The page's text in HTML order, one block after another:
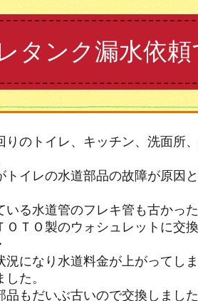
タンク漏水依頼
のトイレ、キッチン、洗面所
イレの水道部品の故障が原因
る水道管のフレキ管も古かっ
ＴＯ製のウォシュレットに交
になり水道料金が上がってし
た。
もだいぶ古いので交換しました